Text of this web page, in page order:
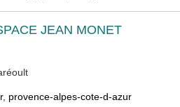
JEAN MONET
, provence-alpes-cote-d-azur